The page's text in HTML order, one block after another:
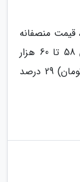
قیمت منصفانه
یک تن ماهی 180 گرمی باید حول وحوش 58 تا 60 هزار
تومان باشد که رقم فعلی (قیمت 75 هزار تومان) 29 درصد